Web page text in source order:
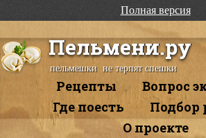
Полная версия
Пельмени.ру
пельмешки не терпят спешки
Рецепты
Вопрос
Где поесть
Подбор
О проекте